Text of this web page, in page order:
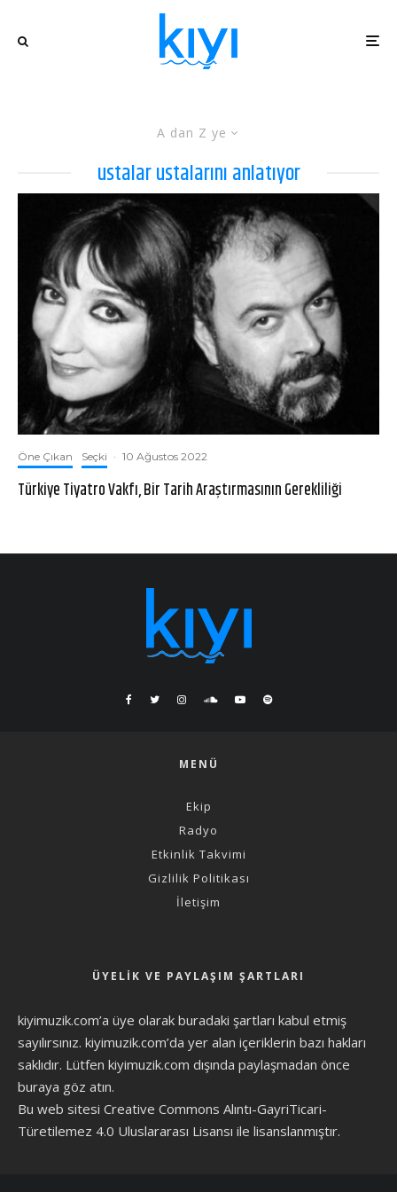
A dan Z ye
ustalar ustalarını anlatıyor
Öne Çıkan Seçki · 10 Ağustos 2022
Türkiye Tiyatro Vakfı, Bir Tarih Araştırmasının Gerekliliği
MENÜ
Ekip
Radyo
Etkinlik Takvimi
Gizlilik Politikası
İletişim
ÜYELIK VE PAYLAŞIM ŞARTLARI
kiyimuzik.com’a üye olarak buradaki şartları kabul etmiş
sayılırsınız. kiyimuzik.com’da yer alan içeriklerin bazı hakları
saklıdır. Lütfen kiyimuzik.com dışında paylaşmadan önce
buraya göz atın.
Bu web sitesi Creative Commons Alıntı-GayriTicari-
Türetilemez 4.0 Uluslararası Lisansı ile lisanslanmıştır.